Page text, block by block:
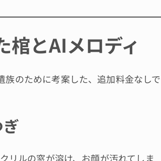
とAIメロディ
のために考案した、追加料金なしで
リルの窓が溶け、お顔が汚れてしま